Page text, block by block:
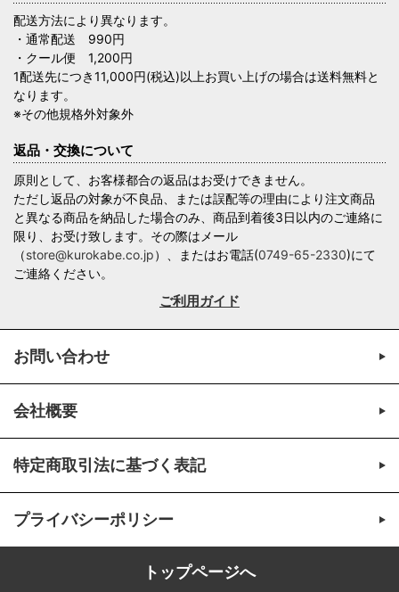
配送方法により異なります。
・通常配送 990円
・クール便 1,200円
1配送先につき11,000円(税込)以上お買い上げの場合は送料無料と
なります。
※その他規格外対象外
返品・交換について
原則として、お客様都合の返品はお受けできません。
ただし返品の対象が不良品、または誤配等の理由により注文商品
と異なる商品を納品した場合のみ、商品到着後3日以内のご連絡に
限り、お受け致します。その際はメール
（store@kurokabe.co.jp）、またはお電話(0749-65-2330)にて
ご連絡ください。
ご利用ガイド
お問い合わせ
会社概要
特定商取引法に基づく表記
プライバシーポリシー
トップページへ